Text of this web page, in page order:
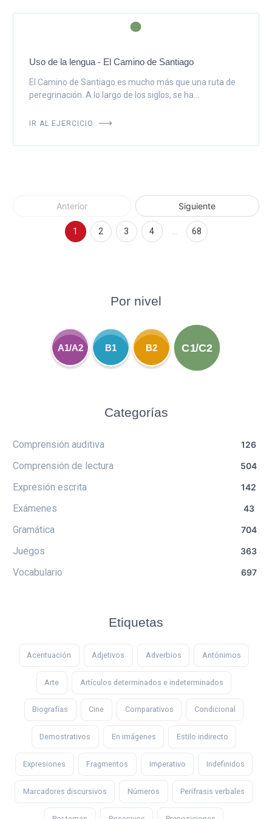
Uso de la lengua - El Camino de Santiago
El Camino de Santiago es mucho más que una ruta de
peregrinación. A lo largo de los siglos, se ha...
IR AL EJERCICIO
Anterior Siguiente
1 2 3 4 68
Por nivel
A1/A2 B1 B2 C1/C2
Categorías
Comprensión auditiva 126
Comprensión de lectura 504
Expresión escrita 142
Exámenes 43
Gramática 704
Juegos 363
Vocabulario 697
Etiquetas
Acentuación Adjetivos Adverbios Antónimos
Arte Artículos determinados e indeterminados
Biografías Cine Comparativos Condicional
Demostrativos En imágenes Estilo indirecto
Expresiones Fragmentos Imperativo Indefinidos
Marcadores discursivos Números Perífrasis verbales